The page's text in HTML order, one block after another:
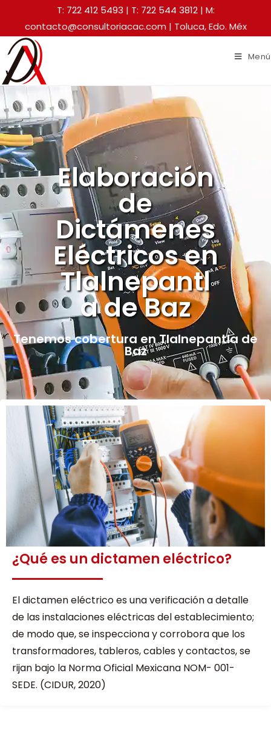
T: 722 412 5493 | T: 722 544 3812| M:
contacto@consultoriacac.com | Toluca, Edo. Méx
Menú
Elaboración
de
Dictámenes
Eléctricos en
Tlalnepantl
a de Baz
Tenemos cobertura en Tlalnepantla de
Baz
¿Qué es un dictamen eléctrico?
El dictamen eléctrico es una verificación a detalle
de las instalaciones eléctricas del establecimiento;
de modo que, se inspecciona y corrobora que los
transformadores, tableros, cables y contactos, se
rijan bajo la Norma Oficial Mexicana NOM- 001-
SEDE. (CIDUR, 2020)